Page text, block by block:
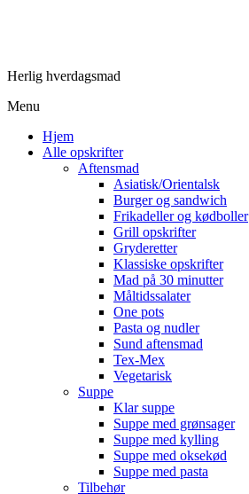
Herlig hverdagsmad
Menu
Hjem
Alle opskrifter
Aftensmad
Asiatisk/Orientalsk
Burger og sandwich
Frikadeller og kødboller
Grill opskrifter
Gryderetter
Klassiske opskrifter
Mad på 30 minutter
Måltidssalater
One pots
Pasta og nudler
Sund aftensmad
Tex-Mex
Vegetarisk
Suppe
Klar suppe
Suppe med grønsager
Suppe med kylling
Suppe med oksekød
Suppe med pasta
Tilbehør